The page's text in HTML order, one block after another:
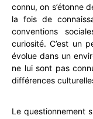
connu, on s’étonne
la fois de
conventions
curiosité. C’est un
évolue dans un
ne lui sont pas
différences
Le questionnement